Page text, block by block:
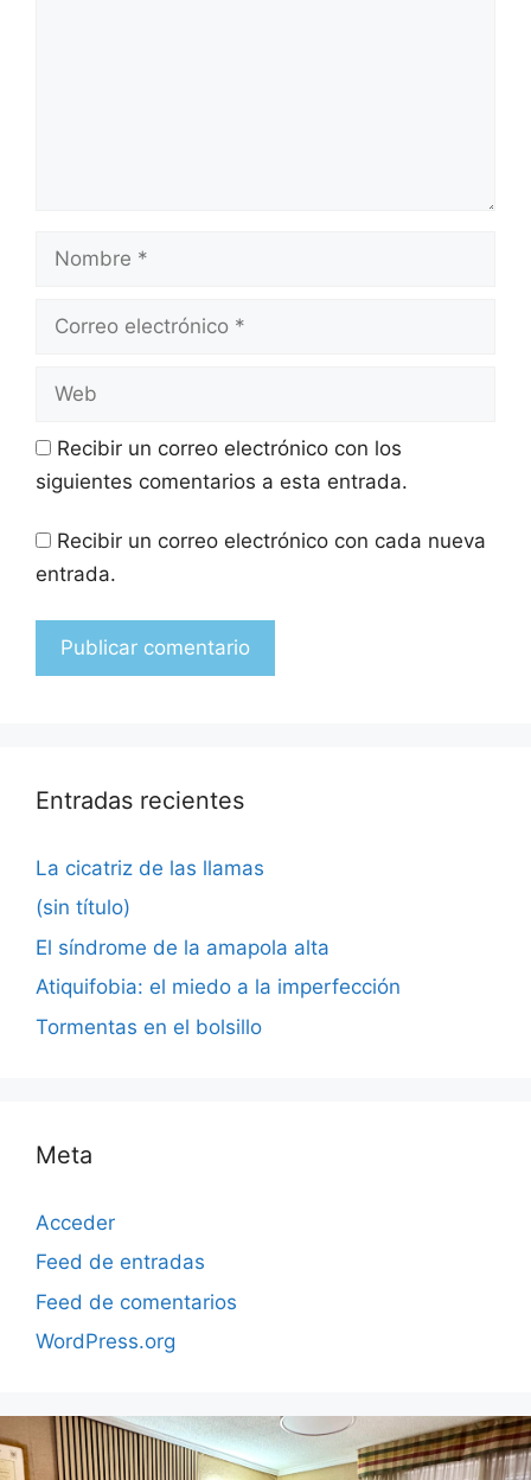
Recibir un correo electrónico con los
siguientes comentarios a esta entrada.
Recibir un correo electrónico con cada nueva
entrada.
Entradas recientes
La cicatriz de las llamas
(sin título)
El síndrome de la amapola alta
Atiquifobia: el miedo a la imperfección
Tormentas en el bolsillo
Meta
Acceder
Feed de entradas
Feed de comentarios
WordPress.org